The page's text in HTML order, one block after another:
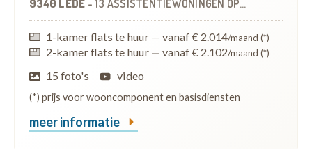
9340 LEDE - 13 ASSISTENTIEWONINGEN OP 7.8 KM
1-kamer flats te huur — vanaf € 2.014/maand (*)
2-kamer flats te huur — vanaf € 2.102/maand (*)
15 foto's video
(*) prijs voor wooncomponent en basisdiensten
meer informatie